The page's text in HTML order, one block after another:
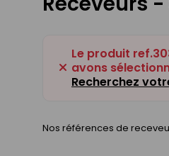
Le produit
avons
Recherchez
Nos références de